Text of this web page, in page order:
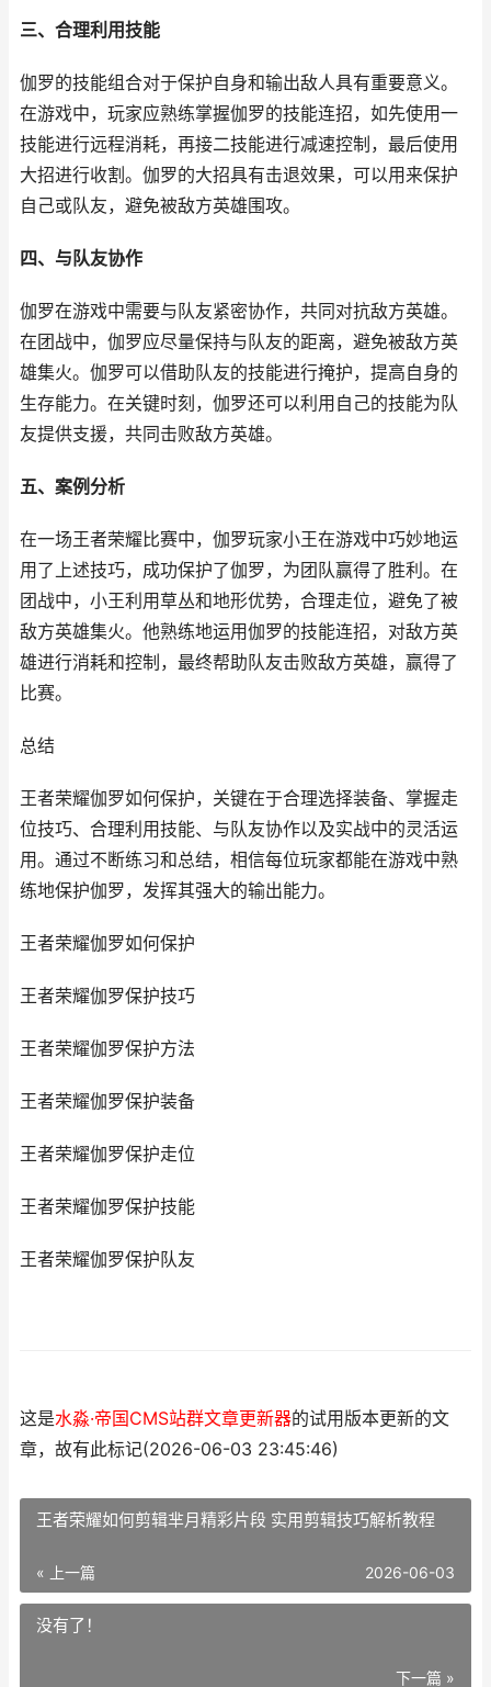
三、合理利用技能
伽罗的技能组合对于保护自身和输出敌人具有重要意义。
在游戏中，玩家应熟练掌握伽罗的技能连招，如先使用一
技能进行远程消耗，再接二技能进行减速控制，最后使用
大招进行收割。伽罗的大招具有击退效果，可以用来保护
自己或队友，避免被敌方英雄围攻。
四、与队友协作
伽罗在游戏中需要与队友紧密协作，共同对抗敌方英雄。
在团战中，伽罗应尽量保持与队友的距离，避免被敌方英
雄集火。伽罗可以借助队友的技能进行掩护，提高自身的
生存能力。在关键时刻，伽罗还可以利用自己的技能为队
友提供支援，共同击败敌方英雄。
五、案例分析
在一场王者荣耀比赛中，伽罗玩家小王在游戏中巧妙地运
用了上述技巧，成功保护了伽罗，为团队赢得了胜利。在
团战中，小王利用草丛和地形优势，合理走位，避免了被
敌方英雄集火。他熟练地运用伽罗的技能连招，对敌方英
雄进行消耗和控制，最终帮助队友击败敌方英雄，赢得了
比赛。
总结
王者荣耀伽罗如何保护，关键在于合理选择装备、掌握走
位技巧、合理利用技能、与队友协作以及实战中的灵活运
用。通过不断练习和总结，相信每位玩家都能在游戏中熟
练地保护伽罗，发挥其强大的输出能力。
王者荣耀伽罗如何保护
王者荣耀伽罗保护技巧
王者荣耀伽罗保护方法
王者荣耀伽罗保护装备
王者荣耀伽罗保护走位
王者荣耀伽罗保护技能
王者荣耀伽罗保护队友
这是水淼·帝国CMS站群文章更新器的试用版本更新的文
章，故有此标记(2026-06-03 23:45:46)
王者荣耀如何剪辑芈月精彩片段 实用剪辑技巧解析教程
« 上一篇 2026-06-03
没有了！
下一篇 »